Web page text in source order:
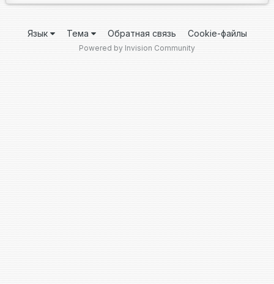
Язык Тема Обратная связь Cookie-файлы
Powered by Invision Community